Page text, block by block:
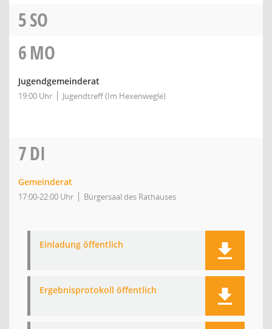
5SO
6MO
Jugendgemeinderat
19:00 Uhr Jugendtreff (Im Hexenwegle)
7DI
Gemeinderat
17:00-22:00 Uhr Bürgersaal des Rathauses
Einladung öffentlich
Ergebnisprotokoll öffentlich